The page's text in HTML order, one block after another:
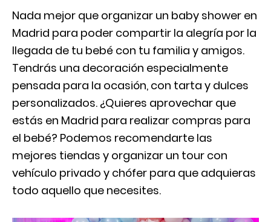
Nada mejor que organizar un baby shower en
Madrid para poder compartir la alegría por la
llegada de tu bebé con tu familia y amigos.
Tendrás una decoración especialmente
pensada para la ocasión, con tarta y dulces
personalizados. ¿Quieres aprovechar que
estás en Madrid para realizar compras para
el bebé? Podemos recomendarte las
mejores tiendas y organizar un tour con
vehículo privado y chófer para que adquieras
todo aquello que necesites.